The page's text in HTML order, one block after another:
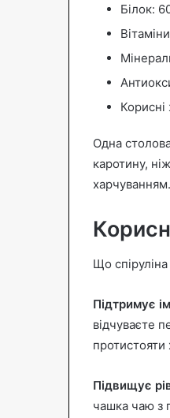
Білок:
Одна
каротину,
харчуванням.
Що
Підтримує
відчуваєте
протистояти
Підвищує
чашка чаю з